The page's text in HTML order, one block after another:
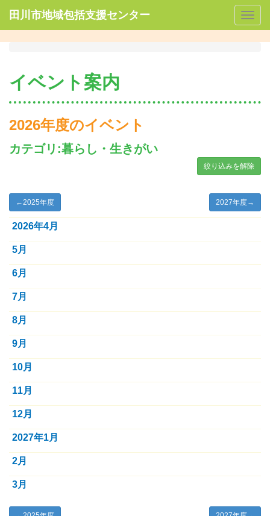
田川市地域包括支援センター
イベント案内
2026年度のイベント
カテゴリ:暮らし・生きがい
絞り込みを解除
←2025年度 2027年度→
2026年4月
5月
6月
7月
8月
9月
10月
11月
12月
2027年1月
2月
3月